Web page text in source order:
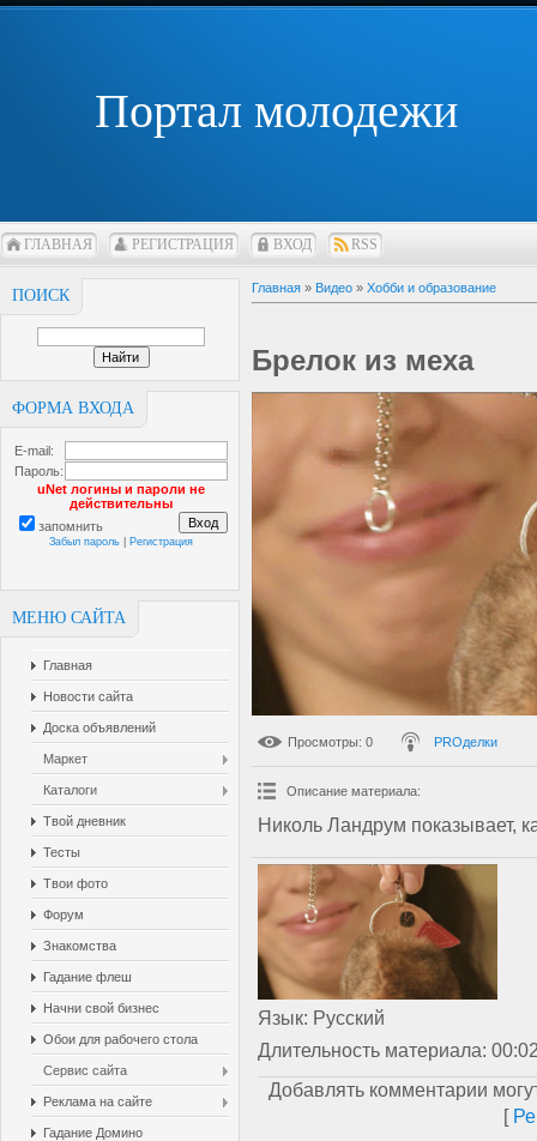
Портал молодежи
ГЛАВНАЯ РЕГИСТРАЦИЯ ВХОД RSS
ПОИСК
ФОРМА ВХОДА
E-mail:
Пароль:
uNet логины и пароли не
действительны
запомнить
Забыл пароль Регистрация
МЕНЮ САЙТА
Главная
Новости сайта
Доска объявлений
Маркет
Каталоги
Твой дневник
Тесты
Твои фото
Форум
Знакомства
Гадание флеш
Начни свой бизнес
Обои для рабочего стола
Сервис сайта
Реклама на сайте
Гадание Домино
Главная » Видео » Хобби и образование
Брелок из меха
Просмотры: 0 PROделки
Описание материала:
Николь Ландрум показывает,
Язык: Русский
Длительность материала:
Добавлять комментарии
[